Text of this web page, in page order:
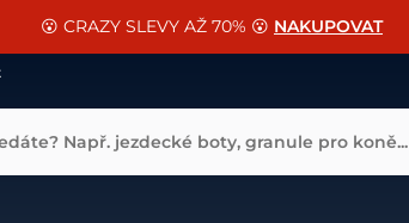
SLEVA 13% na vše od Cassini! CHCI SLEVU
😮 CRAZY SLEVY AŽ 70% 😮 NAKUPOVAT
a doplňky k vybraným sedlům ZDARMA 🐴
Např. jezdecké boty, granule pro koně...